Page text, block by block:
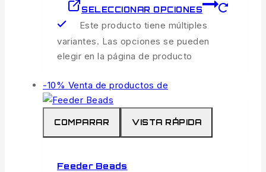
SELECCIONAR OPCIONES
Este producto tiene múltiples
variantes. Las opciones se pueden
elegir en la página de producto
-10% Venta de productos de
COMPARAR VISTA RÁPIDA
Feeder Beads